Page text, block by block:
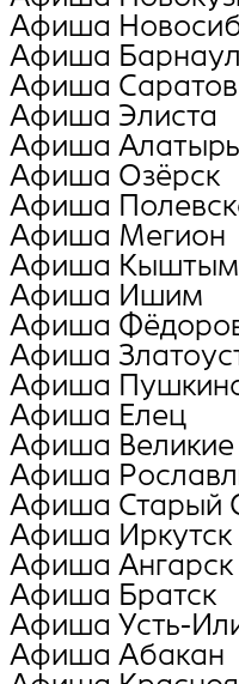
Афиша
Афиша Барнаул
Афиша Саратов
Афиша Элиста
Афиша Алатырь
Афиша Озёрск
Афиша
Афиша Мегион
Афиша Кыштым
Афиша Ишим
Афиша
Афиша
Афиша
Афиша Елец
Афиша Великие
Афиша
Афиша Старый
Афиша Иркутск
Афиша Ангарск
Афиша Братск
Афиша Усть-
Афиша Абакан